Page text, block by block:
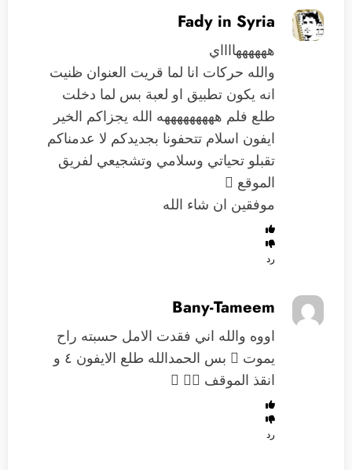
Fady in Syria
ههههههااااي
والله حركات انا لما قريت العنوان ظنيت
انه يكون تطبيق او لعبة بس لما دخلت
طلع فلم هههههههههه الله يجزاكم الخير
ايفون اسلام تتحفونا بجديدكم لا عدمناكم
تقبلو تحياتي وسلامي وتشجيعي لفريق
الموقع 
موفقين ان شاء الله
رد
Bany-Tameem
اووه والله اني فقدت الامل حسبته راح
يموت  بس الحمدالله طلع الايفون ٤ و
انقذ الموقف  
رد